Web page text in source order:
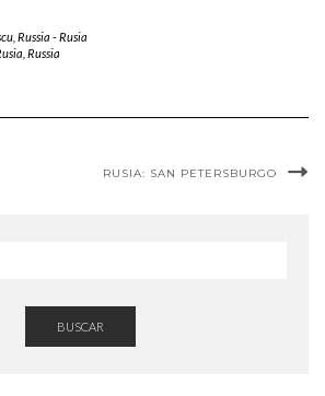
,Russia - Rusia
Russia
RUSIA: SAN PETERSBURGO
BUSCAR